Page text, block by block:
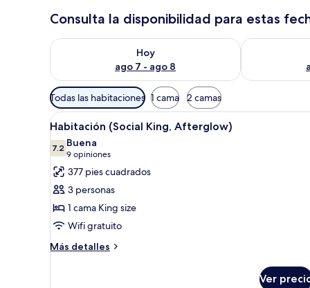
Consulta la disponibilidad para estas
Hoy
ago 7 - ago 8
Consulta la disponibilidad para hoy ago 7 - ago 8
Consulta la
Filtros
disponibles
para
las
habitaciones
Todas las habitaciones 1 cama 2 camas
Abrir
todas
las
fotos
de
Habitación
(Social
King,
Afterglow)
Una habitación de hotel
9
Habitación (Social King, Afterglow)
7.27.2 de 10
Buena
9 opiniones
(9
opiniones)
377 pies cuadrados
3 personas
1 cama King size
Wifi gratuito
Más detalles
Más
Ver